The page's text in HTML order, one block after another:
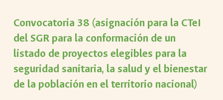
Convocatoria 38 (asignación para la CTeI
del SGR para la conformación de un
listado de proyectos elegibles para la
seguridad sanitaria, la salud y el bienestar
de la población en el territorio nacional)